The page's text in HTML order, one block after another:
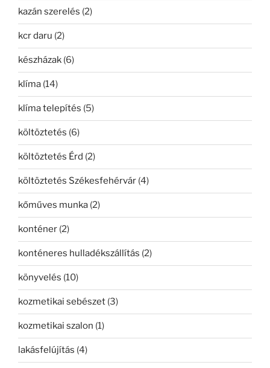
kazán szerelés (2)
kcr daru (2)
készházak (6)
klíma (14)
klíma telepítés (5)
költöztetés (6)
költöztetés Érd (2)
költöztetés Székesfehérvár (4)
kőműves munka (2)
konténer (2)
konténeres hulladékszállítás (2)
könyvelés (10)
kozmetikai sebészet (3)
kozmetikai szalon (1)
lakásfelújítás (4)